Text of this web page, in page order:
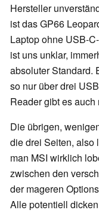
Hersteller
ist das GP66
Laptop ohne USB-
ist uns unklar,
absoluter Standard.
so nur über drei
Reader gibt es auch
Die übrigen,
die drei Seiten, also
man MSI wirklich
zwischen den
der mageren
Alle potentiell